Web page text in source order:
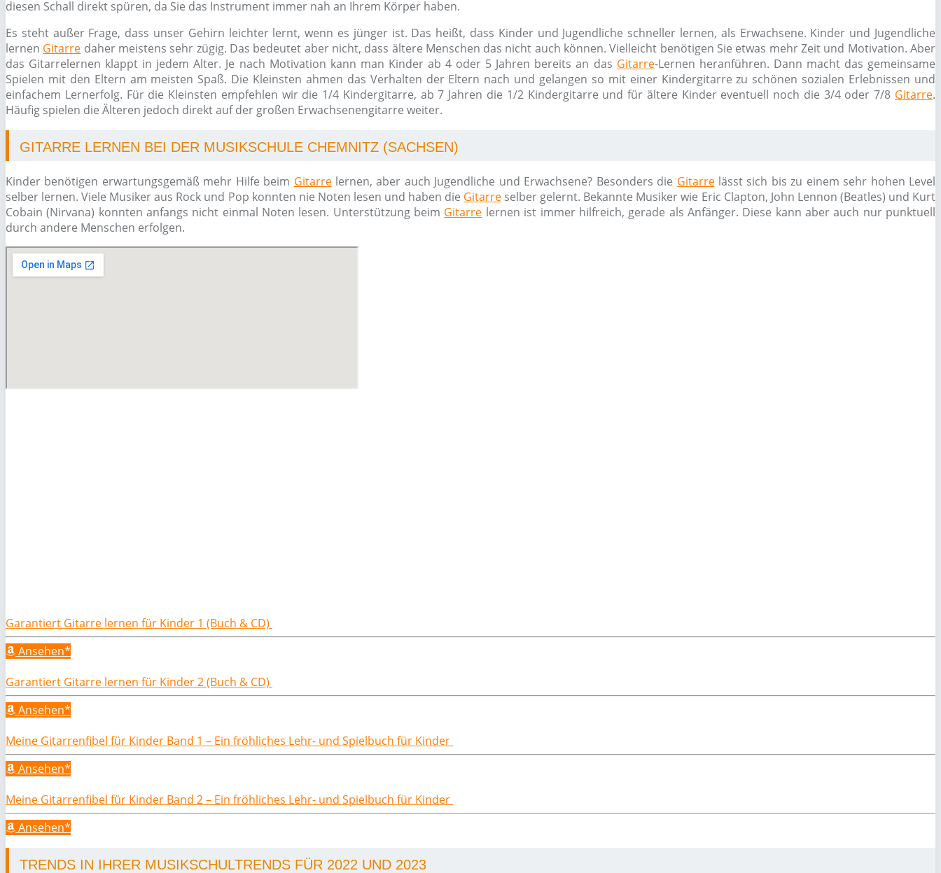
diesen Schall direkt spüren, da Sie das Instrument immer nah an Ihrem Körper haben.
Es steht außer Frage, dass unser Gehirn leichter lernt, wenn es jünger ist. Das heißt, dass Kinder und Jugendliche schneller lernen, als Erwachsene. Kinder und Jugendliche
lernen Gitarre daher meistens sehr zügig. Das bedeutet aber nicht, dass ältere Menschen das nicht auch können. Vielleicht benötigen Sie etwas mehr Zeit und Motivation. Aber
das Gitarrelernen klappt in jedem Alter. Je nach Motivation kann man Kinder ab 4 oder 5 Jahren bereits an das Gitarre-Lernen heranführen. Dann macht das gemeinsame
Spielen mit den Eltern am meisten Spaß. Die Kleinsten ahmen das Verhalten der Eltern nach und gelangen so mit einer Kindergitarre zu schönen sozialen Erlebnissen und
einfachem Lernerfolg. Für die Kleinsten empfehlen wir die 1/4 Kindergitarre, ab 7 Jahren die 1/2 Kindergitarre und für ältere Kinder eventuell noch die 3/4 oder 7/8 Gitarre.
Häufig spielen die Älteren jedoch direkt auf der großen Erwachsenengitarre weiter.
GITARRE LERNEN BEI DER MUSIKSCHULE CHEMNITZ (SACHSEN)
Kinder benötigen erwartungsgemäß mehr Hilfe beim Gitarrelernen, aber auch Jugendliche und Erwachsene? Besonders die Gitarrelässt sich bis zu einem sehr hohen Level
selber lernen. Viele Musiker aus Rock und Pop konnten nie Noten lesen und haben die Gitarre selber gelernt. Bekannte Musiker wie Eric Clapton, John Lennon (Beatles) und Kurt
Cobain (Nirvana) konnten anfangs nicht einmal Noten lesen. Unterstützung beim Gitarre lernen ist immer hilfreich, gerade als Anfänger. Diese kann aber auch nur punktuell
durch andere Menschen erfolgen.
Garantiert Gitarre lernen für Kinder 1 (Buch & CD)
Ansehen*
Garantiert Gitarre lernen für Kinder 2 (Buch & CD)
Ansehen*
Meine Gitarrenfibel für Kinder Band 1 – Ein fröhliches Lehr- und Spielbuch für Kinder
Ansehen*
Meine Gitarrenfibel für Kinder Band 2 – Ein fröhliches Lehr- und Spielbuch für Kinder
Ansehen*
TRENDS IN IHRER MUSIKSCHULTRENDS FÜR 2022 UND 2023